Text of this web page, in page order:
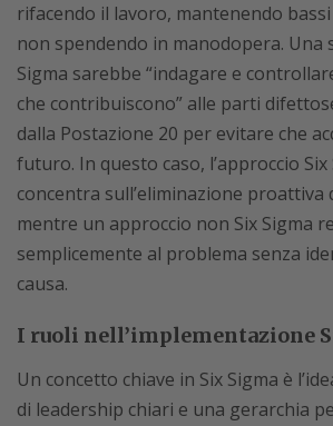
rifacendo il lavoro, mantenendo
non spendendo in manodopera. Una
Sigma sarebbe “indagare e
che contribuiscono” alle parti
dalla Postazione 20 per evitare che
futuro. In questo caso, l’approccio Six
concentra sull’eliminazione proattiva
mentre un approccio non Six Sigma
semplicemente al problema senza
causa.
I ruoli nell’implementazione
Un concetto chiave in Six Sigma è
di leadership chiari e una gerarchia